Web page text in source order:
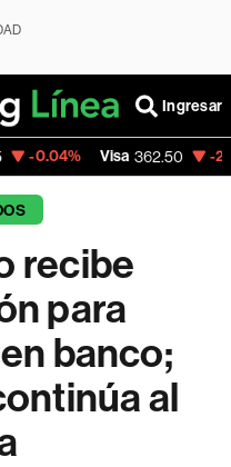
Ingresar
Visa 362.50 -2.15%
recibe
para
banco;
al